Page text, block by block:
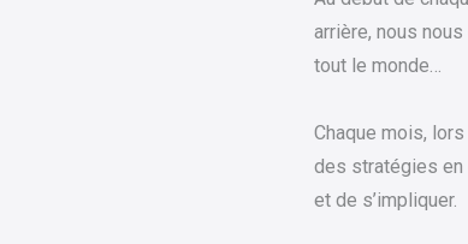
arrière, nous
tout le monde…
Chaque mois,
des stratégies
et de s’impliquer.